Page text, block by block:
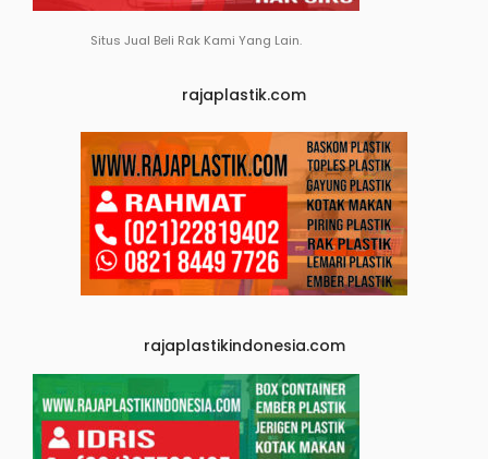
Situs Jual Beli Rak Kami Yang Lain.
rajaplastik.com
rajaplastikindonesia.com